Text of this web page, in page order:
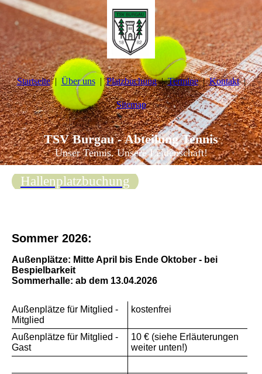
Startseite Über uns Platzbuchung Termine Kontakt
Sitemap
TSV Burgau - Abteilung Tennis
Unser Tennis. Unsere Leidenschaft!
Hallenplatzbuchung
Sommer 2026:
Außenplätze: Mitte April bis Ende Oktober - bei
Bespielbarkeit
Sommerhalle: ab dem 13.04.2026
Außenplätze für Mitglied -
Mitglied
kostenfrei
Außenplätze für Mitglied -
Gast
10 € (siehe Erläuterungen
weiter unten!)